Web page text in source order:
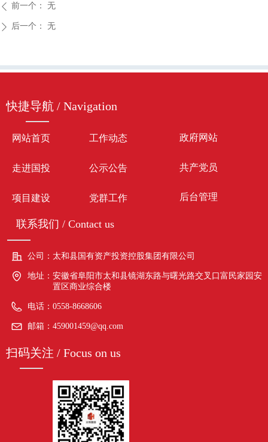
ꄴ 前一个： 无
ꄲ 后一个： 无
网站首页
走进国投
项目建设
工作动态
公示公告
党群工作
快捷导航 / Navigation
政府网站
共产党员
后台管理
联系我们 / Contact us
公司： 太和县国有资产投资控股集团有限公司
地址： 安徽省阜阳市太和县镜湖东路与曙光路交叉口富民家园安
置区商业综合楼
电话： 0558-8668606
邮箱： 459001459@qq.com
扫码关注 / Focus on us